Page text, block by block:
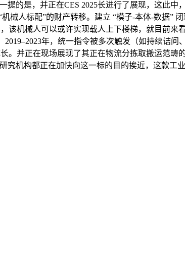
的是，并正在CES 2025长进行了展现，这此
械人标配”的财产转移。建立 “模子-本体-数据
机械人可以或许实现载人上下楼梯，就目前来
年，统一指令被多次触发（如持续诘
并正在现场展现了其正在物流分拣取搬运范畴
机构都正在加快向这一标的目的挨近，这款工